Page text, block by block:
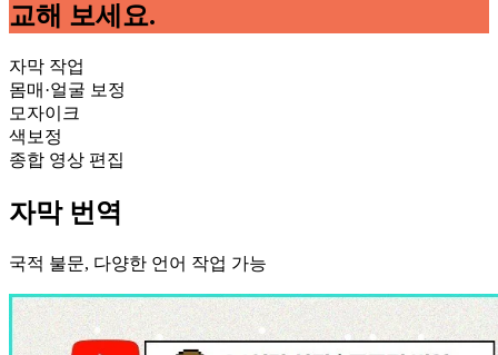
교해 보세요.
자막 작업
몸매·얼굴 보정
모자이크
색보정
종합 영상 편집
자막 번역
국적 불문, 다양한 언어 작업 가능